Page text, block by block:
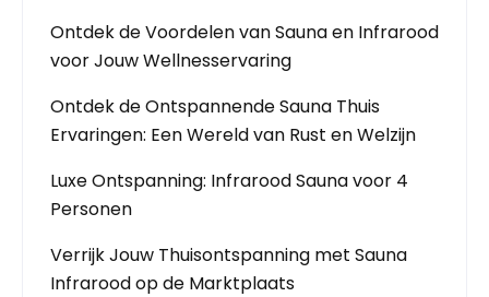
Ontdek de Voordelen van Sauna en Infrarood
voor Jouw Wellnesservaring
Ontdek de Ontspannende Sauna Thuis
Ervaringen: Een Wereld van Rust en Welzijn
Luxe Ontspanning: Infrarood Sauna voor 4
Personen
Verrijk Jouw Thuisontspanning met Sauna
Infrarood op de Marktplaats